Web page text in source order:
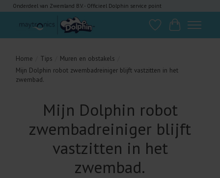
Onderdeel van Zwemland B.V. - Officieel Dolphin service point
VerlanglijstWinkelwagen
Home Tips Muren en obstakels
Mijn Dolphin robot zwembadreiniger blijft vastzitten in het
zwembad.
Mijn Dolphin robot
zwembadreiniger blijft
vastzitten in het
zwembad.